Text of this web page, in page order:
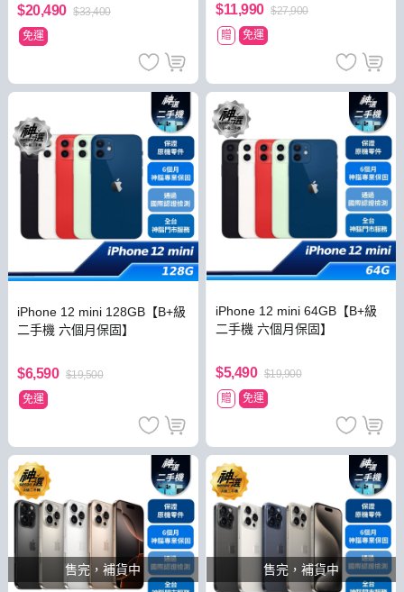
$20,490 $33,400
免運
$11,990 $27,900
贈
免運
iPhone 12 mini 128GB【B+級
二手機 六個月保固】
$6,590 $19,500
免運
iPhone 12 mini 64GB【B+級
二手機 六個月保固】
$5,490 $19,900
贈
免運
售完，補貨中 售完，補貨中